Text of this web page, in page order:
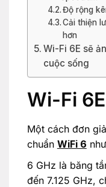
Độ rộng
Cải thiện
hơn
Wi-Fi 6E sẽ
cuộc sống
Wi-Fi
Một cách đơn
chuẩn WiFi 6
6 GHz là băng
đến 7.125 GHz,